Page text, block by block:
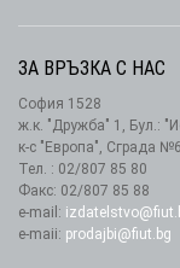
ЗА ВРЪЗКА С НАС
София 1528
ж.к. "Дружба" 1, Бул.:
к-с "Европа", Сграда №6
Тел. : 02/807 85 80
Факс: 02/807 85 88
e-mail:
e-maii: prodajbi@fiut.bg